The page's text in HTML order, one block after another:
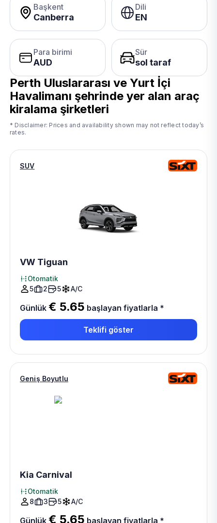
Başkent
Canberra
Dili
EN
Para birimi
AUD
Sür
sol taraf
Perth Uluslararası ve Yurt İçi
Havalimanı şehrinde yer alan araç
kiralama şirketleri
* Disclaimer: Prices and availability shown may not reflect today’s
rates.
SUV
VW Tiguan
Otomatik
5
2 5 A/C
Günlük € 5.65 başlayan fiyatlarla *
Teklifi göster
Geniş Boyutlu
Kia Carnival
Otomatik
8
3 5 A/C
Günlük € 5.65 başlayan fiyatlarla *